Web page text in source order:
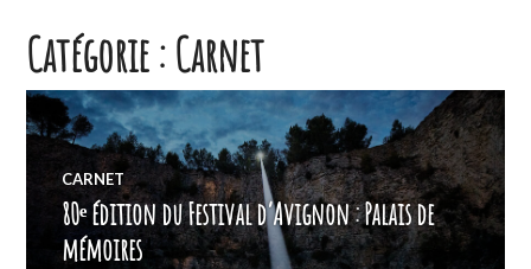
Catégorie :Carnet
CARNET
80ᵉ édition du Festival d’Avignon : Palais de
mémoires